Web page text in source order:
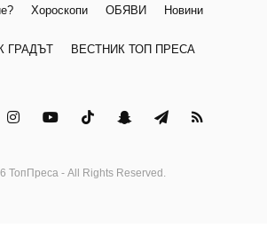
Хороскопи ОБЯВИ Новини
ГРАДЪТ ВЕСТНИК ТОП ПРЕСА
ТопПреса - All Rights Reserved.